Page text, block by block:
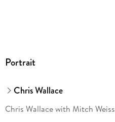
Portrait
Chris Wallace
Chris Wallace with Mitch Weiss